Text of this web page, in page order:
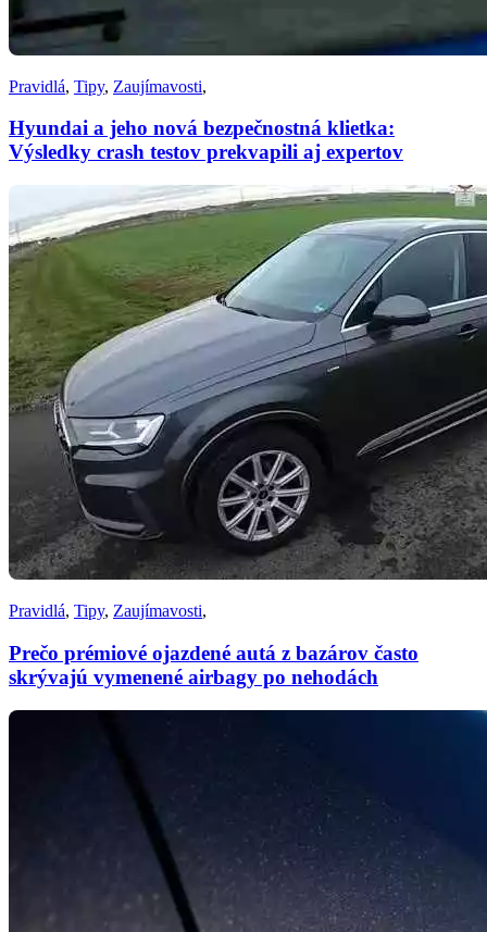
Pravidlá, Tipy, Zaujímavosti,
Hyundai a jeho nová bezpečnostná klietka:
Výsledky crash testov prekvapili aj expertov
Pravidlá, Tipy, Zaujímavosti,
Prečo prémiové ojazdené autá z bazárov často
skrývajú vymenené airbagy po nehodách